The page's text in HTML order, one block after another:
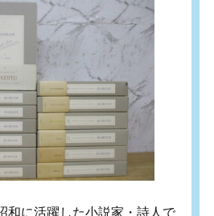
和に活躍した小説家・詩人で